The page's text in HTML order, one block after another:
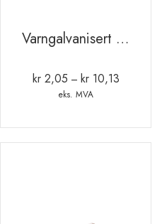
Varngalvanisert sekskant bolt M6
kr2,05 – kr10,13Prisområde:
kr 10,13
eks. MVA